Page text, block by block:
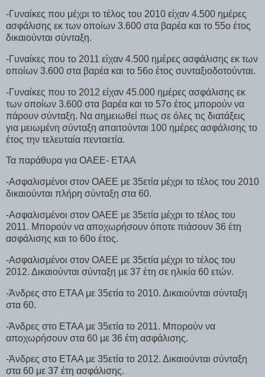
-Γυναίκες που μέχρι το τέλος του 2010 είχαν 4.500 ημέρες
ασφάλισης εκ των οποίων 3.600 στα βαρέα και το 55ο έτος
δικαιούνται σύνταξη.
-Γυναίκες που το 2011 είχαν 4.500 ημέρες ασφάλισης εκ των
οποίων 3.600 στα βαρέα και το 56ο έτος συνταξιοδοτούνται.
-Γυναίκες που το 2012 είχαν 45.000 ημέρες ασφάλισης εκ
των οποίων 3.600 στα βαρέα και το 57ο έτος μπορούν να
πάρουν σύνταξη. Να σημειωθεί πως σε όλες τις διατάξεις
για μειωμένη σύνταξη απαιτούνται 100 ημέρες ασφάλισης το
έτος την τελευταία πενταετία.
Τα παράθυρα για ΟΑΕΕ- ΕΤΑΑ
-Ασφαλισμένοι στον ΟΑΕΕ με 35ετία μέχρι το τέλος του 2010
δικαιούνται πλήρη σύνταξη στα 60.
-Ασφαλισμένοι στον ΟΑΕΕ με 35ετία μέχρι το τέλος του
2011. Μπορούν να αποχωρήσουν όποτε πιάσουν 36 έτη
ασφάλισης και το 60ο έτος.
-Ασφαλισμένοι στον ΟΑΕΕ με 35ετία μέχρι το τέλος του
2012. Δικαιούνται σύνταξη με 37 έτη σε ηλικία 60 ετών.
-Άνδρες στο ΕΤΑΑ με 35ετία το 2010. Δικαιούνται σύνταξη
στα 60.
-Άνδρες στο ΕΤΑΑ με 35ετία το 2011. Μπορούν να
αποχωρήσουν στα 60 με 36 έτη ασφάλισης.
-Άνδρες στο ΕΤΑΑ με 35ετία το 2012. Δικαιούνται σύνταξη
στα 60 με 37 έτη ασφάλισης.